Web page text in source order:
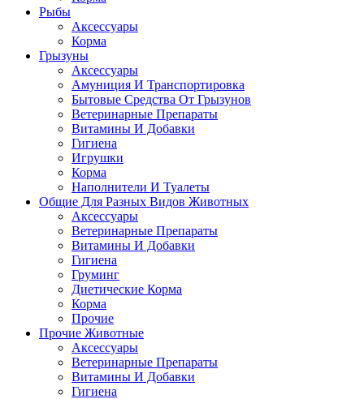
Рыбы
Аксессуары
Корма
Грызуны
Аксессуары
Амуниция И Транспортировка
Бытовые Средства От Грызунов
Ветеринарные Препараты
Витамины И Добавки
Гигиена
Игрушки
Корма
Наполнители И Туалеты
Общие Для Разных Видов Животных
Аксессуары
Ветеринарные Препараты
Витамины И Добавки
Гигиена
Груминг
Диетические Корма
Корма
Прочие
Прочие Животные
Аксессуары
Ветеринарные Препараты
Витамины И Добавки
Гигиена